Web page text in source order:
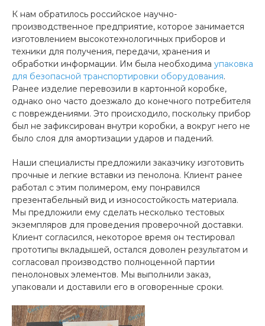
К нам обратилось российское научно-
производственное предприятие, которое занимается
изготовлением высокотехнологичных приборов и
техники для получения, передачи, хранения и
обработки информации. Им была необходима упаковка
для безопасной транспортировки оборудования.
Ранее изделие перевозили в картонной коробке,
однако оно часто доезжало до конечного потребителя
с повреждениями. Это происходило, поскольку прибор
был не зафиксирован внутри коробки, а вокруг него не
было слоя для амортизации ударов и падений.
Наши специалисты предложили заказчику изготовить
прочные и легкие вставки из пенолона. Клиент ранее
работал с этим полимером, ему понравился
презентабельный вид и износостойкость материала.
Мы предложили ему сделать несколько тестовых
экземпляров для проведения проверочной доставки.
Клиент согласился, некоторое время он тестировал
прототипы вкладышей, остался доволен результатом и
согласовал производство полноценной партии
пенолоновых элементов. Мы выполнили заказ,
упаковали и доставили его в оговоренные сроки.